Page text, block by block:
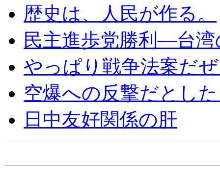
歴史は、人民が作る。
民主進歩党勝利―台
やっぱり戦争法案だ
空爆への反撃だとし
日中友好関係の肝